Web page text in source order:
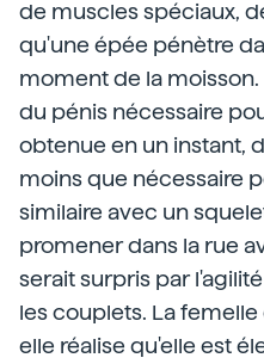
de muscles spéciaux,
qu'une épée pénètre
moment de la
du pénis nécessaire
obtenue en un instant,
moins que nécessaire
similaire avec un
promener dans la rue
serait surpris par
les couplets. La
elle réalise qu'elle est